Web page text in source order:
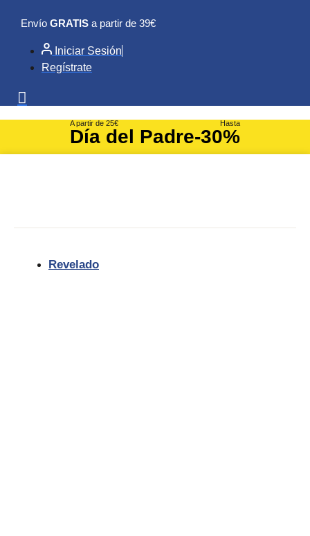
contenido
Envío GRATIS a partir de 39€
Iniciar Sesión
Regístrate
A partir de 25€
Día del Padre
Hasta
-30%
Revelado